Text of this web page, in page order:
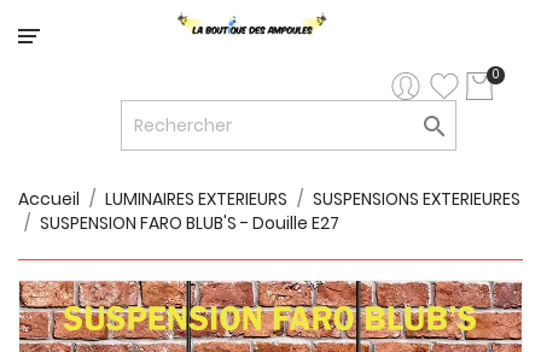
Catégorie
12V/24V
LUMINAIRES
INTERIEURS
LUMINAIRES
EXTERIEURS
0

Accueil LUMINAIRES EXTERIEURS
SUSPENSIONS EXTERIEURES
SUSPENSION FARO BLUB'S - Douille E27